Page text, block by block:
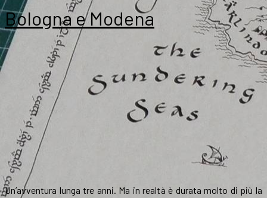
Bologna e Modena
Un’avventura lunga tre anni. Ma in realtà è durata molto di più la